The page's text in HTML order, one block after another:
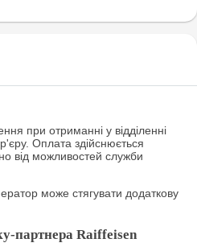
при отриманні у відділенні
Оплата здійснюється
від можливостей служби
може стягувати додаткову
партнера Raiffeisen